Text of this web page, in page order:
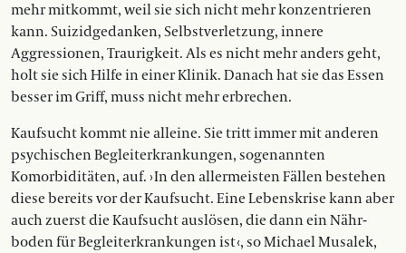
mehr mitkommt, weil sie sich nicht mehr konzentrieren
kann. Suizidgedanken, Selbstverletzung, innere
Aggressionen, Traurigkeit. Als es nicht mehr anders geht,
holt sie sich Hilfe in einer Klinik. Danach hat sie das Essen
besser im Griff, muss nicht mehr erbrechen.
Kaufsucht kommt nie allei­­ne. Sie tritt immer mit anderen
psychischen Begleiterkrankungen, sogenannten
Komorbiditäten, auf. › In den aller­meisten Fällen bestehen
die­se bereits vor der Kaufsucht. Ei­ne Lebenskrise kann aber
auch zuerst die Kaufsucht auslösen, die dann ein Nähr­­
boden für Begleiterkrankungen ist ‹, so Michael Musalek,